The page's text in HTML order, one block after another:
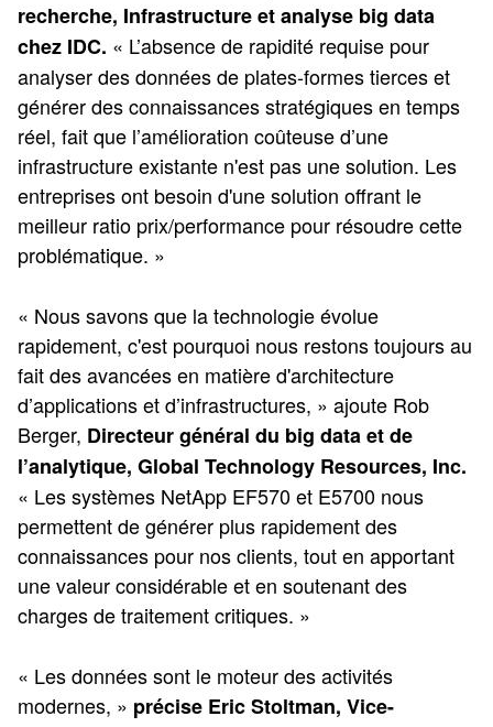
recherche, Infrastructure et analyse big data
chez IDC. « L’absence de rapidité requise pour
analyser des données de plates-formes tierces et
générer des connaissances stratégiques en temps
réel, fait que l’amélioration coûteuse d’une
infrastructure existante n'est pas une solution. Les
entreprises ont besoin d'une solution offrant le
meilleur ratio prix/performance pour résoudre cette
problématique. »
« Nous savons que la technologie évolue
rapidement, c'est pourquoi nous restons toujours au
fait des avancées en matière d'architecture
d’applications et d’infrastructures, » ajoute Rob
Berger, Directeur général du big data et de
l’analytique, Global Technology Resources, Inc.
« Les systèmes NetApp EF570 et E5700 nous
permettent de générer plus rapidement des
connaissances pour nos clients, tout en apportant
une valeur considérable et en soutenant des
charges de traitement critiques. »
« Les données sont le moteur des activités
modernes, » précise Eric Stoltman, Vice-